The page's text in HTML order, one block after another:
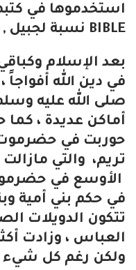
استخدموها في
BIBLE نسبة لجبيل ,
بعد الإسلام
في دين الله
صلى الله عليه
أماكن عديدة ، كما
حوربت في
تريم، والتي
الأوسع في
في حكم بني أمية
تتكون الدويلات
العباس ، وزادت
ولكن رغم كل شيء